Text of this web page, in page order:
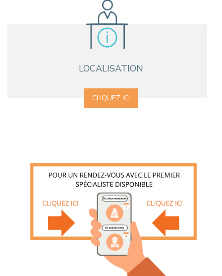
LOCALISATION
CLIQUEZ ICI